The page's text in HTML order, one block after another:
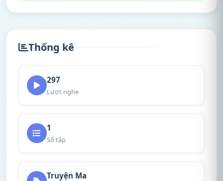
Thống kê
297
Lượt nghe
1
Số tập
Truyện Ma